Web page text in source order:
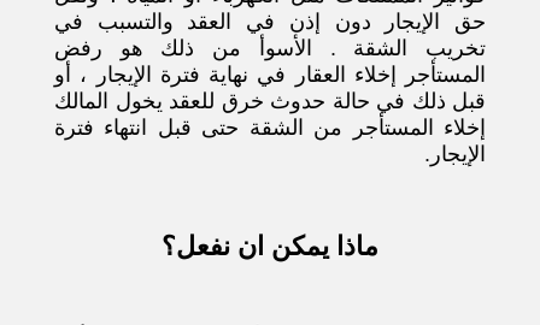
حق الإيجار دون إذن في العقد والتسبب في
تخريب الشقة . الأسوأ من ذلك هو رفض
المستأجر إخلاء العقار في نهاية فترة الإيجار ، أو
قبل ذلك في حالة حدوث خرق للعقد يخول المالك
إخلاء المستأجر من الشقة حتى قبل انتهاء فترة
الإيجار.
ماذا يمكن ان نفعل؟